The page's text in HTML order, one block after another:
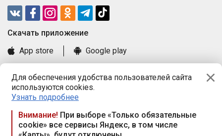
Для обеспечения удобства пользователей сайта
используются cookies.
Узнать подробнее
Внимание! При выборе «Только обязательные
cookie» все сервисы Яндекс, в том числе
Cкачать приложение
App store
Google play
Книга замечаний и предложений
Правила и документы
Praca.by © 2000—2026, ООО «ПРАЦА БАЙ»
Республика Беларусь, 220114, г. Минск, пр-т Независимости
117а, пом. № 9.